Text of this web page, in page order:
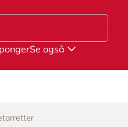
Se også